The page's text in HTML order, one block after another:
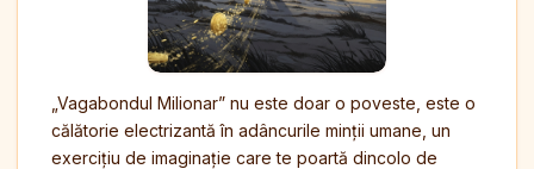
„Vagabondul Milionar” nu este doar o poveste, este o
călătorie electrizantă în adâncurile minții umane, un
exercițiu de imaginație care te poartă dincolo de